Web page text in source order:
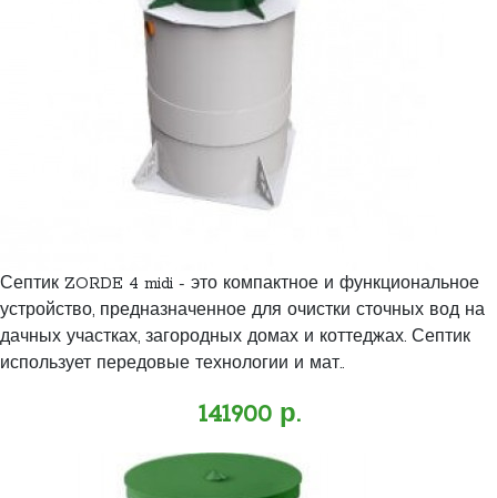
Септик ZORDE 4 midi - это компактное и функциональное
устройство, предназначенное для очистки сточных вод на
дачных участках, загородных домах и коттеджах. Септик
использует передовые технологии и мат..
141900 р.